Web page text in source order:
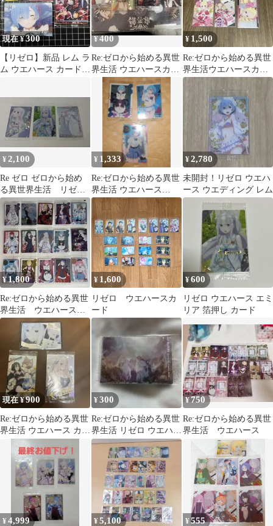
現在 ¥300
【リゼロ】新品 レム ラ
ム ウエハース カード
¥400
Re:ゼロから始める異世
界生活 ウエハースカー
ド 4枚セット
¥ 1,500
Re:ゼロから始める異世
界生活ウエハースカー
ドラム ベアトリス8枚
セット開封済み
¥ 2,100
Re ゼロ ゼロから始め
る異世界生活 リゼロ
ウエハース カード
エミリア
¥ 1,333
Re:ゼロから始める異世
界生活 ウエハース
vol.5 レム
¥2,780
未開封！リゼロ ウエハ
ース ウエディング レム
¥1,800
Re:ゼロから始める異世
界生活 ウエハース
カード 15枚セット
¥ 1,600
リゼロ ウエハースカ
ード
¥600
リゼロ ウエハース エミ
リア 箔押し カード
現在 ¥900
Re:ゼロから始める異世
界生活 ウエハース カー
¥300
Re:ゼロから始める異世
界生活 リゼロ ウエハー
ス カード ビジュアル
カード
¥750
Re:ゼロから始める異世
界生活 ウエハース
¥4,999 ¥5,100 ¥555